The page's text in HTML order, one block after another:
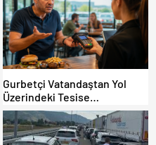
Gurbetçi Vatandaştan Yol
Üzerindeki Tesise
Dolandırıcılık İddiası:
“Hesabınızı Mutlaka Kontrol
Edin”